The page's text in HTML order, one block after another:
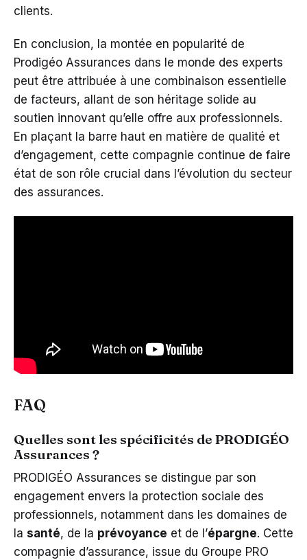
clients.
En conclusion, la montée en popularité de
Prodigéo Assurances dans le monde des experts
peut être attribuée à une combinaison essentielle
de facteurs, allant de son héritage solide au
soutien innovant qu’elle offre aux professionnels.
En plaçant la barre haut en matière de qualité et
d’engagement, cette compagnie continue de faire
état de son rôle crucial dans l’évolution du secteur
des assurances.
FAQ
Quelles sont les spécificités de PRODIGÉO
Assurances ?
PRODIGÉO Assurances se distingue par son
engagement envers la protection sociale des
professionnels, notamment dans les domaines de
la santé, de la prévoyance et de l’épargne. Cette
compagnie d’assurance, issue du Groupe PRO